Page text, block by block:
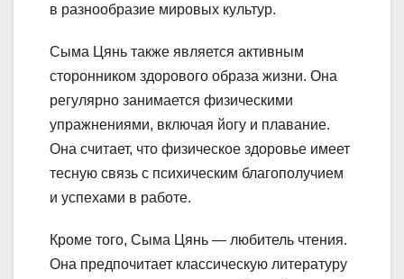
в разнообразие мировых культур.
Сыма Цянь также является активным
сторонником здорового образа жизни. Она
регулярно занимается физическими
упражнениями, включая йогу и плавание.
Она считает, что физическое здоровье имеет
тесную связь с психическим благополучием
и успехами в работе.
Кроме того, Сыма Цянь — любитель чтения.
Она предпочитает классическую литературу